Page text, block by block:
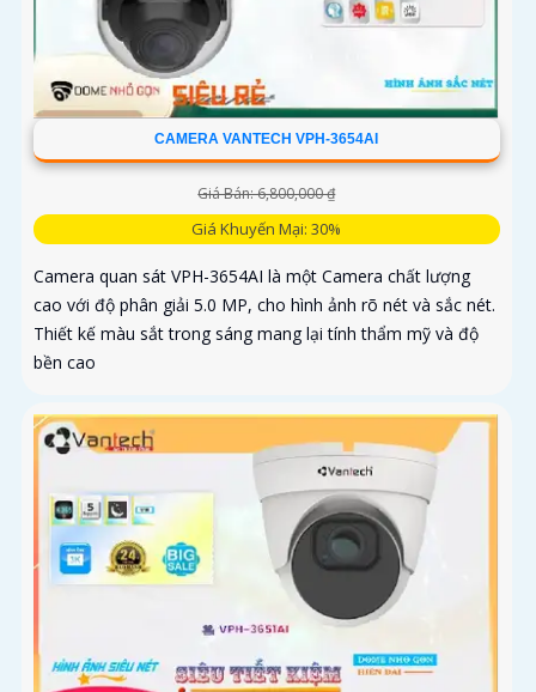
CAMERA VANTECH VPH-3654AI
Giá Bán: 6,800,000 ₫
Giá Khuyến Mại: 30%
Camera quan sát VPH-3654AI là một Camera chất lượng
cao với độ phân giải 5.0 MP, cho hình ảnh rõ nét và sắc nét.
Thiết kế màu sắt trong sáng mang lại tính thẩm mỹ và độ
bền cao